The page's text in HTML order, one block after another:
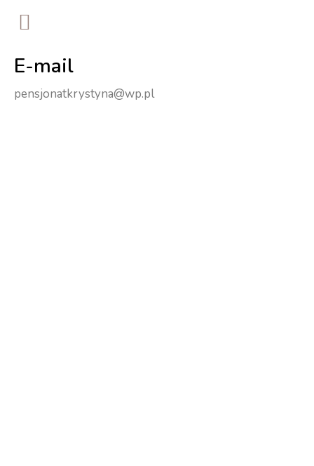
E-mail
pensjonatkrystyna@wp.pl